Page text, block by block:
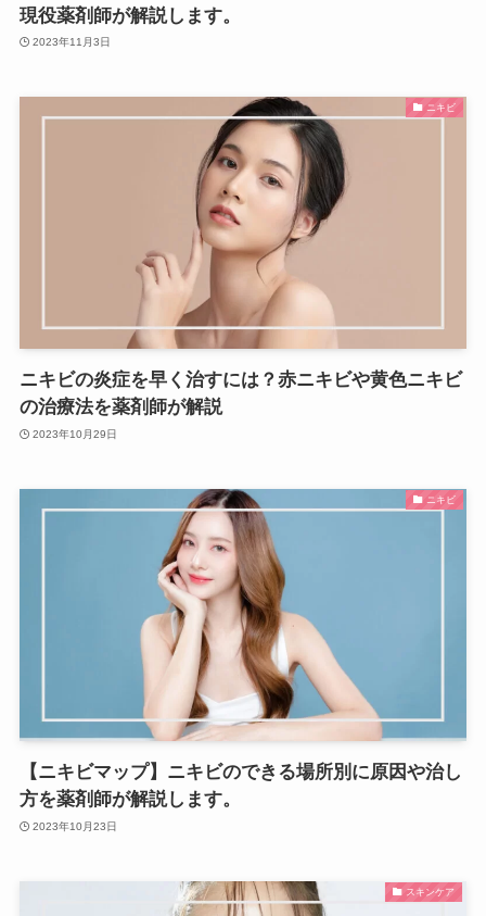
現役薬剤師が解説します。
2023年11月3日
ニキビ
ニキビの炎症を早く治すには？赤ニキビや黄色ニキビ
の治療法を薬剤師が解説
2023年10月29日
ニキビ
【ニキビマップ】ニキビのできる場所別に原因や治し
方を薬剤師が解説します。
2023年10月23日
スキンケア